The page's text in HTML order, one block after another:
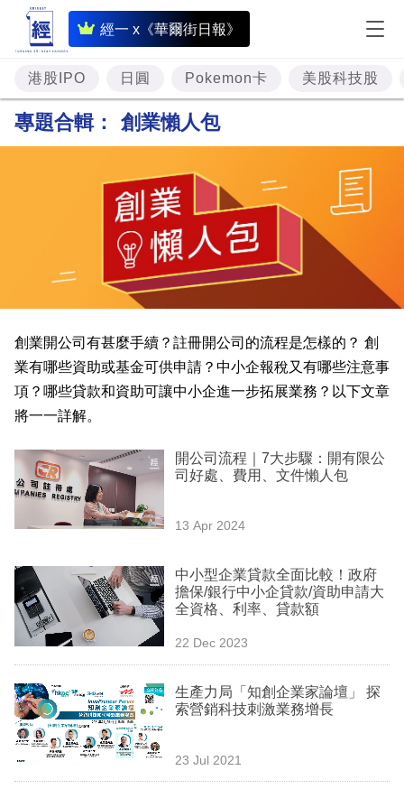
經一 x《華爾街日報》
即
時
財
經
投
資
樓
市
商
科
技
職
生
活
時
專
欄
港股IPO 日圓 Pokemon卡 美股科技股
專題合輯： 創業懶人包
創業開公司有甚麼手續？註冊開公司的流程是怎樣的？ 創
業有哪些資助或基金可供申請？中小企報稅又有哪些注意事
項？哪些貸款和資助可讓中小企進一步拓展業務？以下文章
將一一詳解。
開公司流程｜7大步驟：開有限公
司好處、費用、文件懶人包
13 Apr 2024
中小型企業貸款全面比較！政府
擔保/銀行中小企貸款/資助申請大
全資格、利率、貸款額
22 Dec 2023
生產力局「知創企業家論壇」 探
索營銷科技刺激業務增長
23 Jul 2021